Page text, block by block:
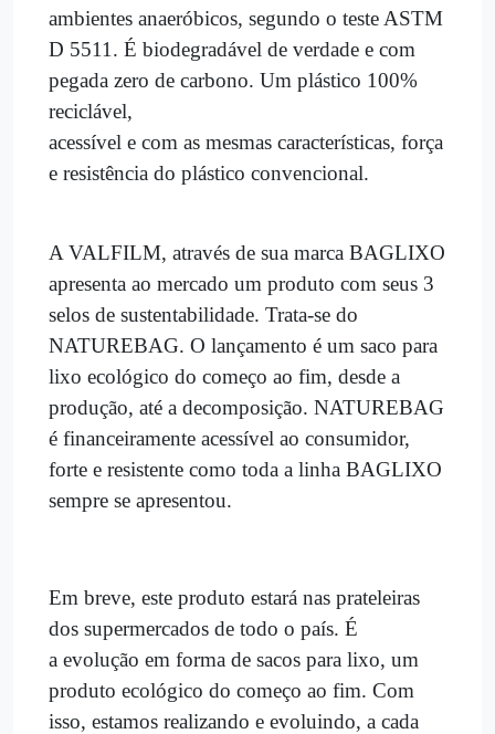
ambientes anaeróbicos, segundo o teste ASTM
D 5511. É biodegradável de verdade e com
pegada zero de carbono. Um plástico 100%
reciclável,
acessível e com as mesmas características, força
e resistência do plástico convencional.
A VALFILM, através de sua marca BAGLIXO
apresenta ao mercado um produto com seus 3
selos de sustentabilidade. Trata-se do
NATUREBAG. O lançamento é um saco para
lixo ecológico do começo ao fim, desde a
produção, até a decomposição. NATUREBAG
é financeiramente acessível ao consumidor,
forte e resistente como toda a linha BAGLIXO
sempre se apresentou.
Em breve, este produto estará nas prateleiras
dos supermercados de todo o país. É
a evolução em forma de sacos para lixo, um
produto ecológico do começo ao fim. Com
isso, estamos realizando e evoluindo, a cada